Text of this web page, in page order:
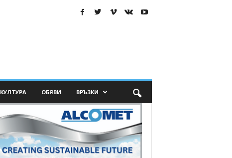
КУЛТУРА ОБЯВИ ВРЪЗКИ